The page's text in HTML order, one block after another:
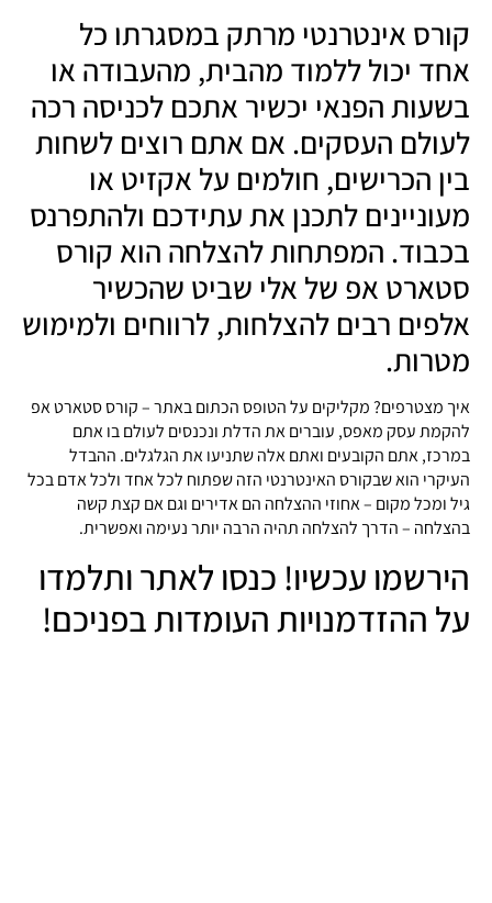
קורס אינטרנטי מרתק במסגרתו כל
אחד יכול ללמוד מהבית, מהעבודה או
בשעות הפנאי יכשיר אתכם לכניסה רכה
לעולם העסקים. אם אתם רוצים לשחות
בין הכרישים, חולמים על אקזיט או
מעוניינים לתכנן את עתידכם ולהתפרנס
בכבוד. המפתחות להצלחה הוא קורס
סטארט אפ של אלי שביט שהכשיר
אלפים רבים להצלחות, לרווחים ולמימוש
מטרות.
איך מצטרפים? מקליקים על הטופס הכתום באתר – קורס סטארט אפ
להקמת עסק מאפס, עוברים את הדלת ונכנסים לעולם בו אתם
במרכז, אתם הקובעים ואתם אלה שתניעו את הגלגלים. ההבדל
העיקרי הוא שבקורס האינטרנטי הזה שפתוח לכל אחד ולכל אדם בכל
גיל ומכל מקום – אחוזי ההצלחה הם אדירים וגם אם קצת קשה
בהצלחה – הדרך להצלחה תהיה הרבה יותר נעימה ואפשרית.
הירשמו עכשיו! כנסו לאתר ותלמדו
על ההזדמנויות העומדות בפניכם!